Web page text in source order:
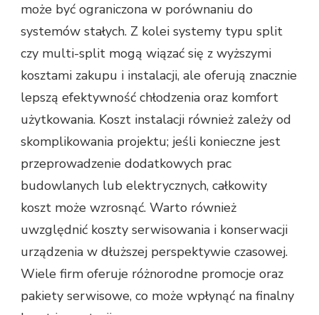
może być ograniczona w porównaniu do
systemów stałych. Z kolei systemy typu split
czy multi-split mogą wiązać się z wyższymi
kosztami zakupu i instalacji, ale oferują znacznie
lepszą efektywność chłodzenia oraz komfort
użytkowania. Koszt instalacji również zależy od
skomplikowania projektu; jeśli konieczne jest
przeprowadzenie dodatkowych prac
budowlanych lub elektrycznych, całkowity
koszt może wzrosnąć. Warto również
uwzględnić koszty serwisowania i konserwacji
urządzenia w dłuższej perspektywie czasowej.
Wiele firm oferuje różnorodne promocje oraz
pakiety serwisowe, co może wpłynąć na finalny